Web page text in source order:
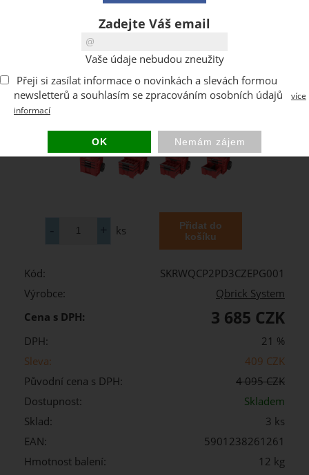
ks
Kód:
SKRWQCP2PD3CZEPG001
Výrobce:
Qbrick System
Cena s DPH:
3 685 CZK
DPH:
21 %
Sleva:
409 CZK
Původní cena s DPH:
4 095 CZK
Dostupnost:
Skladem
Sklad:
3 ks
EAN:
5901238261261
Hmotnost balení:
12 kg
Zadejte Váš email
Vaše údaje nebudou zneužity
Přeji si zasílat informace o novinkách a slevách formou
newsletterů a souhlasím se zpracováním osobních údajů
více
informací